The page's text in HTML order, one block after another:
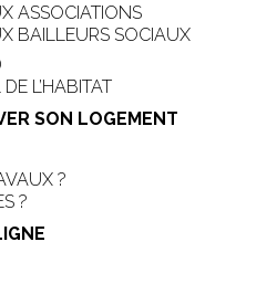
ASSOCIATIONS
BAILLEURS SOCIAUX
L’HABITAT
SON LOGEMENT
?
?